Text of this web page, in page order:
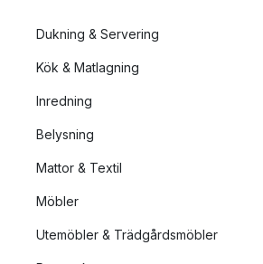
Dukning & Servering
Kök & Matlagning
Inredning
Belysning
Mattor & Textil
Möbler
Utemöbler & Trädgårdsmöbler